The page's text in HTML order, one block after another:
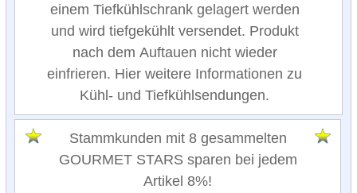
einem Tiefkühlschrank gelagert werden
und wird tiefgekühlt versendet. Produkt
nach dem Auftauen nicht wieder
einfrieren. Hier weitere Informationen zu
Kühl- und Tiefkühlsendungen.
Stammkunden mit 8 gesammelten
GOURMET STARS sparen bei jedem
Artikel 8%!